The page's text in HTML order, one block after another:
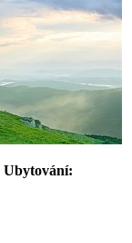
Ubytování: